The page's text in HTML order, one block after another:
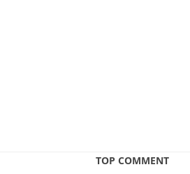
TOP COMMENT